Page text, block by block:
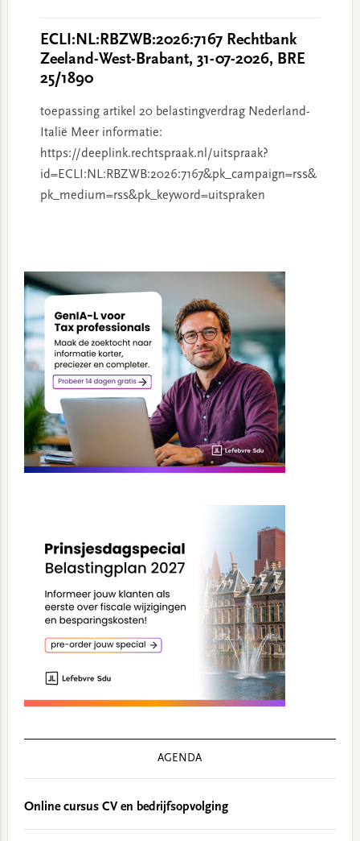
ECLI:NL:RBZWB:2026:7167 Rechtbank
Zeeland-West-Brabant, 31-07-2026, BRE
25/1890
toepassing artikel 20 belastingverdrag Nederland-
Italië Meer informatie:
https://deeplink.rechtspraak.nl/uitspraak?
id=ECLI:NL:RBZWB:2026:7167&pk_campaign=rss&
pk_medium=rss&pk_keyword=uitspraken
Sidebar
AGENDA
Online cursus CV en bedrijfsopvolging